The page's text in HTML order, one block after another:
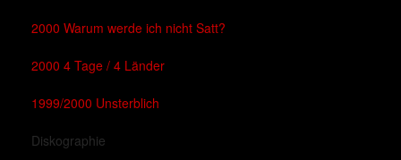
2000 Warum werde ich nicht Satt?
2000 4 Tage / 4 Länder
1999/2000 Unsterblich
Diskographie